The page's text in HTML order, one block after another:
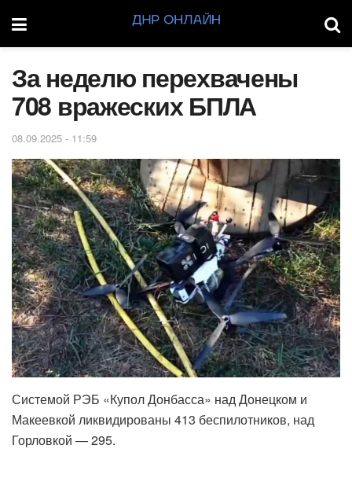
За неделю перехвачены
708 вражеских БПЛА
08.09.2025 - 11:59
Системой РЭБ «Купол Донбасса» над Донецком и
Макеевкой ликвидированы 413 беспилотников, над
Горловкой — 295.